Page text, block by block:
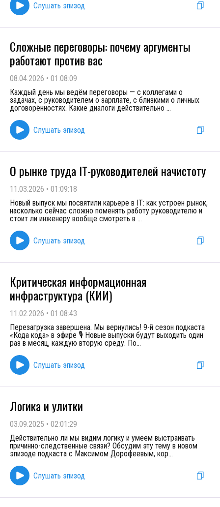
Слушать эпизод
Сложные переговоры: почему аргументы
работают против вас
08.04.2026 • 01:08:09
Каждый день мы ведём переговоры — с коллегами о
задачах, с руководителем о зарплате, с близкими о личных
договорённостях. Какие диалоги действительно ...
Слушать эпизод
О рынке труда IT-руководителей начистоту
11.03.2026 • 01:09:18
Новый выпуск мы посвятили карьере в IT: как устроен рынок,
насколько сейчас сложно поменять работу руководителю и
стоит ли инженеру вообще смотреть в ...
Слушать эпизод
Критическая информационная
инфраструктура (КИИ)
11.02.2026 • 01:08:43
Перезагрузка завершена. Мы вернулись! 9-й сезон подкаста
«Кода кода» в эфире 🎙 Новые выпуски будут выходить один
раз в месяц, каждую вторую среду. По...
Слушать эпизод
Логика и улитки
03.09.2025 • 02:01:29
Действительно ли мы видим логику и умеем выстраивать
причинно-следственные связи? Обсудим эту тему в новом
эпизоде подкаста с Максимом Дорофеевым, кор...
Слушать эпизод